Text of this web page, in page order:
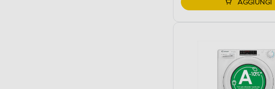
AGGIUNGI